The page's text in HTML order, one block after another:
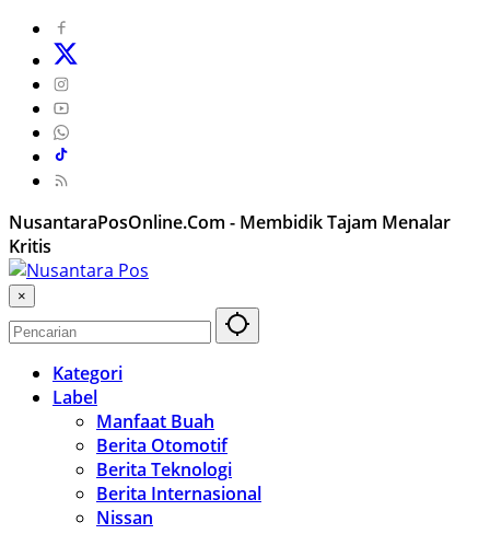
NusantaraPosOnline.Com - Membidik Tajam Menalar
Kritis
×
Kategori
Label
Manfaat Buah
Berita Otomotif
Berita Teknologi
Berita Internasional
Nissan